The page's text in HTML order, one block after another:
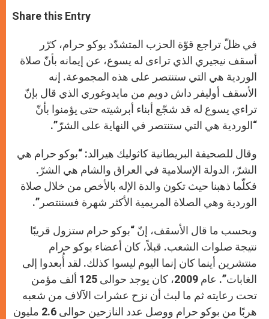
t
s
s
e
g
e
r
e
b
o
k
r
Share this Entry
في ظلّ تراجع قوّة الحزب المتشدّد بوكو حرام، كرّر
أسقف نيجيري الذي تراءى له يسوع، عن إيمانه بأنّ صلاة
الوردية هي التي ستنتصر على هذه المجموعة. إنه
الأسقف أوليفر داش دويم من مايدوغوري الذي قال بإنّ
تراءي يسوع له قد شجّع أبناء أبرشيته حتى يؤمنوا بأنّ
“الوردية هي التي ستنتصر في النهاية على الشرّ”.
وقال للصحيفة البريطانية كاثوليك هيرالد: “بوكو حرام هي
الشرّ، الدولة الإسلامية في العراق والشام هي الشرّ.
فكلّما ذهبنا حيث تكون والدة الإله بالأخص من خلال صلاة
الوردية وهي الصلاة المريمية الأكثر شهرة فسننتصر”.
وبحسب ما قال الأسقف، إنّ “بوكو حرام ستزول قريبًا
نتيجة صلوات الشعب. قبلاً، كان أعضاء بوكو حرام
منتشرين أينما كان إنما اليوم ليسوا كذلك. لقد أُبعدوا إلى
الغابات”. عام 2009، كان يوجد حوالى 125 ألف مؤمن
تحت رعايته ثم ما لبث أن نزح عشرات الآلاف من شعبه
هربًا من بوكو حرام ووصل عدد النازحين حوالى 2.6 مليون